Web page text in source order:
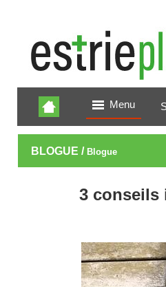
Menu
BLOGUE / Blogue
3 conseils